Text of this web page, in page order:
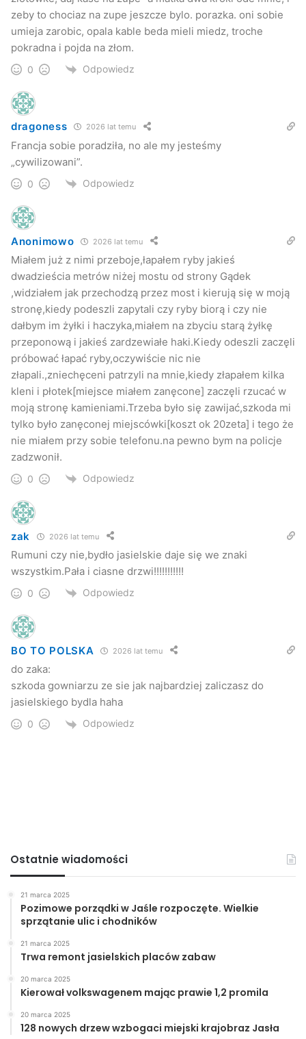
zeby to chociaz na zupe jeszcze bylo. porazka. oni sobie
umieja zarobic, opala kable beda mieli miedz, troche
pokradna i pojda na złom.
0 Odpowiedz
dragoness 2026 lat temu
Francja sobie poradziła, no ale my jesteśmy
„cywilizowani”.
0 Odpowiedz
Anonimowo 2026 lat temu
Miałem już z nimi przeboje,łapałem ryby jakieś
dwadzieścia metrów niżej mostu od strony Gądek
,widziałem jak przechodzą przez most i kierują się w moją
stronę,kiedy podeszli zapytali czy ryby biorą i czy nie
dałbym im żyłki i haczyka,miałem na zbyciu starą żyłkę
przeponową i jakieś zardzewiałe haki.Kiedy odeszli zaczęli
próbować łapać ryby,oczywiście nic nie
złapali.,zniechęceni patrzyli na mnie,kiedy złapałem kilka
kleni i płotek[miejsce miałem zanęcone] zaczęli rzucać w
moją stronę kamieniami.Trzeba było się zawijać,szkoda mi
tylko było zanęconej miejscówki[koszt ok 20zeta] i tego że
nie miałem przy sobie telefonu.na pewno bym na policje
zadzwonił.
0 Odpowiedz
zak 2026 lat temu
Rumuni czy nie,bydło jasielskie daje się we znaki
wszystkim.Pała i ciasne drzwi!!!!!!!!!!!
0 Odpowiedz
BO TO POLSKA 2026 lat temu
do zaka:
szkoda gowniarzu ze sie jak najbardziej zaliczasz do
jasielskiego bydla haha
0 Odpowiedz
Ostatnie wiadomości
21 marca 2025
Pozimowe porządki w Jaśle rozpoczęte. Wielkie
sprzątanie ulic i chodników
21 marca 2025
Trwa remont jasielskich placów zabaw
20 marca 2025
Kierował volkswagenem mając prawie 1,2 promila
20 marca 2025
128 nowych drzew wzbogaci miejski krajobraz Jasła